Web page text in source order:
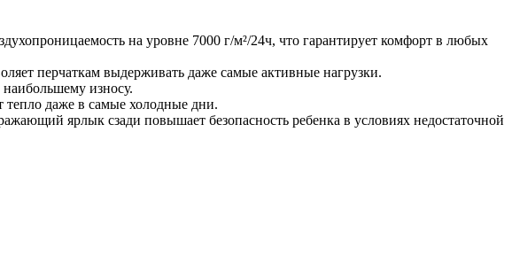
на уровне 7000 г/м²/24ч, что гарантирует комфорт в любых
перчаткам выдерживать даже самые активные нагрузки.
износу.
тепло даже в самые холодные дни.
ярлык сзади повышает безопасность ребенка в условиях недостаточной